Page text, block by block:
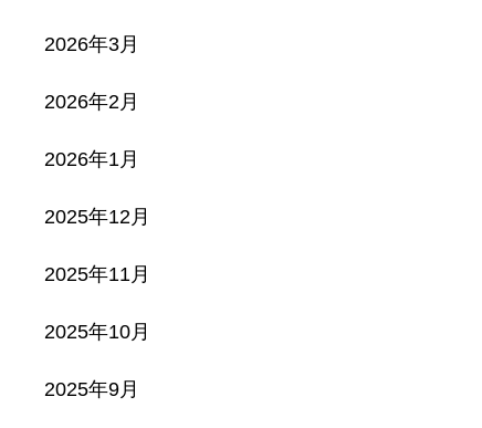
2026年3月
2026年2月
2026年1月
2025年12月
2025年11月
2025年10月
2025年9月